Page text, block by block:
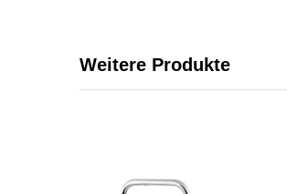
Weitere Produkte